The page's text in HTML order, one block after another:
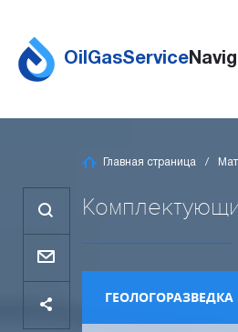
OilGasService
Главная страница
ГЕОЛОГОРАЗВЕДКА